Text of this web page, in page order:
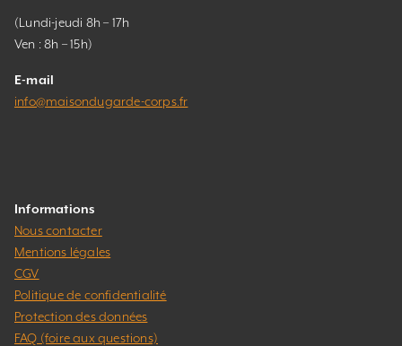
(Lundi-jeudi 8h – 17h
Ven : 8h – 15h)
E-mail
info@maisondugarde-corps.fr
Informations
Nous contacter
Mentions légales
CGV
Politique de confidentialité
Protection des données
FAQ (foire aux questions)